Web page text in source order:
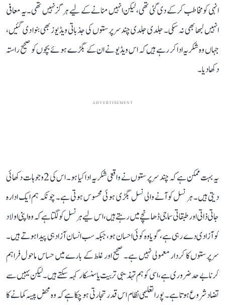
انہی کو مخاطب کر کے دی گئی تھی، لیکن انہیں منانے کے لیے ہرگز نہیں تھی۔ یہ معافی
انہیں لبھا بھی نہ سکی۔ جلدی جلدی چند سرپرستوں کی جذباتی ویڈیوز بھی بنوا دی گئیں،
جہاں وہ شکریہ ادا کر رہے ہیں کہ اس ویڈیو نے ان کے بگڑے ہوئے بچوں کو صحیح راستہ
دکھا دیا۔
ADVERTISEMENT
یہ بہت ممکن ہے کہ چند سرپرستوں نے واقعی شکریہ ادا کیا ہو۔ اس کی 2 وجوہات دکھائی
دیتی ہیں۔ ہر نسل کو آنے والی نسل بگڑی ہوئی محسوس ہوتی ہے۔ چونکہ ہم ایک ادارہ
جاتی ذاتی اور طبقاتی سماجی ڈھانچے میں رہتے ہیں، اس لیے ہر نسل کو لگتا ہے کہ وہ اپنی اولاد
کو آزادی دے رہی ہے، گویا وہ کوئی احسان ہو، جبکہ سب انسان آزاد ہی پیدا ہوتے ہیں۔
سرپرستوں کا کردار معمولی نہیں ہے۔ صحیح اور غلط کے بارے میں حساس ماحول فراہم
کرنا بے حد ضروری ہے، اسی کو ہم تہذیبی تربیت یا سنسکار کہہ سکتے ہیں۔ لیکن یہیں سے
تضاد شروع ہوتا ہے۔ پورا تعلیمی نظام اس قدر تجارتی ہو چکا ہے کہ وہ محض پیسہ کمانے کا